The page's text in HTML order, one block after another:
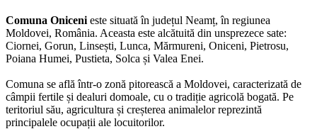
Comuna Oniceni este situată în județul Neamț, în regiunea
Moldovei, România. Aceasta este alcătuită din unsprezece sate:
Ciornei, Gorun, Linsești, Lunca, Mărmureni, Oniceni, Pietrosu,
Poiana Humei, Pustieta, Solca și Valea Enei.
Comuna se află într-o zonă pitorească a Moldovei, caracterizată de
câmpii fertile și dealuri domoale, cu o tradiție agricolă bogată. Pe
teritoriul său, agricultura și creșterea animalelor reprezintă
principalele ocupații ale locuitorilor.